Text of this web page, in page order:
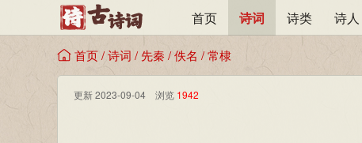
首页 诗词 诗类 诗人
首页/诗词 / 先秦 /佚名 /常棣
更新 2023-09-04 浏览 1942